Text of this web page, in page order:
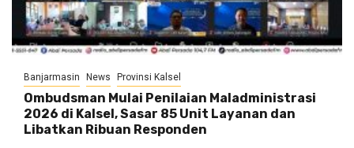
Banjarmasin News Provinsi Kalsel
Ombudsman Mulai Penilaian Maladministrasi
2026 di Kalsel, Sasar 85 Unit Layanan dan
Libatkan Ribuan Responden